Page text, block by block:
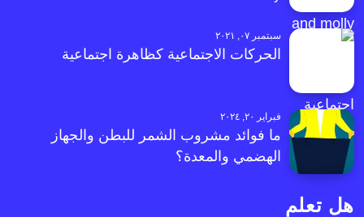
سبتمبر ٠٧, ٢٠٢١
الحركات الاجتماعية كظاهرة اجتماعية
فبراير ٢٠, ٢٠٢٤
ما فوائد مشروب الشمر للبطن والجهاز
الهضمي والمعدة؟
هل تعلم